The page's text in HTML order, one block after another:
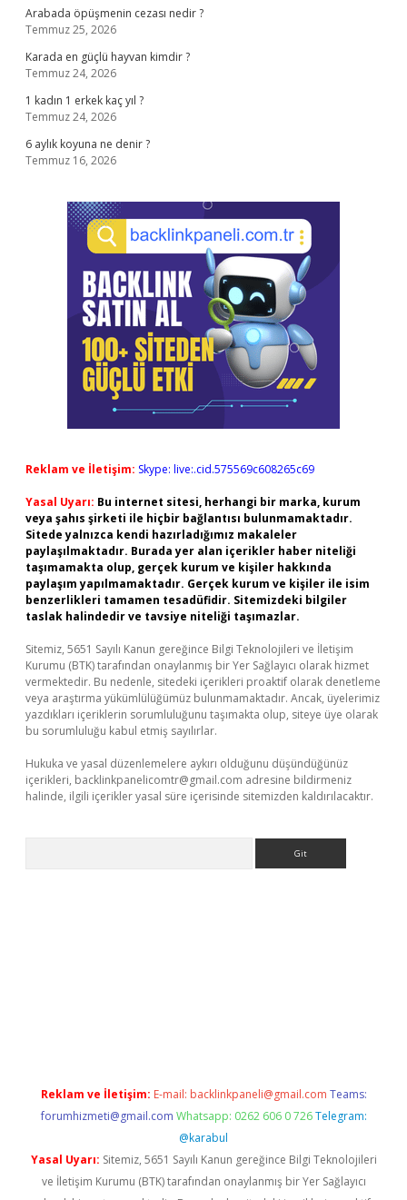
Arabada öpüşmenin cezası nedir ?
Temmuz 25, 2026
Karada en güçlü hayvan kimdir ?
Temmuz 24, 2026
1 kadın 1 erkek kaç yıl ?
Temmuz 24, 2026
6 aylık koyuna ne denir ?
Temmuz 16, 2026
Reklam ve İletişim: Skype: live:.cid.575569c608265c69
Yasal Uyarı: Bu internet sitesi, herhangi bir marka, kurum
veya şahıs şirketi ile hiçbir bağlantısı bulunmamaktadır.
Sitede yalnızca kendi hazırladığımız makaleler
paylaşılmaktadır. Burada yer alan içerikler haber niteliği
taşımamakta olup, gerçek kurum ve kişiler hakkında
paylaşım yapılmamaktadır. Gerçek kurum ve kişiler ile isim
benzerlikleri tamamen tesadüfidir. Sitemizdeki bilgiler
taslak halindedir ve tavsiye niteliği taşımazlar.
Sitemiz, 5651 Sayılı Kanun gereğince Bilgi Teknolojileri ve İletişim
Kurumu (BTK) tarafından onaylanmış bir Yer Sağlayıcı olarak hizmet
vermektedir. Bu nedenle, sitedeki içerikleri proaktif olarak denetleme
veya araştırma yükümlülüğümüz bulunmamaktadır. Ancak, üyelerimiz
yazdıkları içeriklerin sorumluluğunu taşımakta olup, siteye üye olarak
bu sorumluluğu kabul etmiş sayılırlar.
Hukuka ve yasal düzenlemelere aykırı olduğunu düşündüğünüz
içerikleri, backlinkpanelicomtr@gmail.com adresine bildirmeniz
halinde, ilgili içerikler yasal süre içerisinde sitemizden kaldırılacaktır.
Reklam ve İletişim: E-mail: backlinkpaneli@gmail.com Teams:
forumhizmeti@gmail.com Whatsapp: 0262 606 0 726 Telegram:
@karabul
Yasal Uyarı: Sitemiz, 5651 Sayılı Kanun gereğince Bilgi Teknolojileri
ve İletişim Kurumu (BTK) tarafından onaylanmış bir Yer Sağlayıcı